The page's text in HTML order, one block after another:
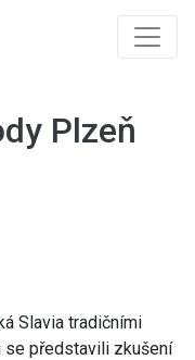
Plzeň
Slavia tradičními
se představili zkušení